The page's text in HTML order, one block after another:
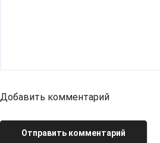
Добавить комментарий
Отправить комментарий